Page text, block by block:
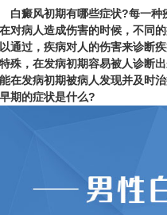
风初期有哪些症状?每一种疾
对病人造成伤害的时候，不同
通过，疾病对人的伤害来诊断
殊，在发病初期容易被人诊断
在发病初期被病人发现并及时
期的症状是什么?